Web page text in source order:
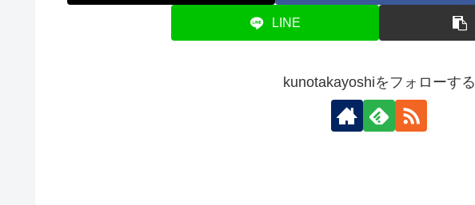
LINE
kunotakayoshiをフォローする